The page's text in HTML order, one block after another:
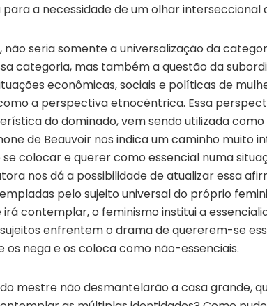
a necessidade de um olhar interseccional
seria somente a universalização da
categoria, mas também a questão da
econômicas, sociais e políticas de
a perspectiva etnocêntrica. Essa
do dominado, vem sendo utilizada
de Beauvoir nos indica um caminho muito
colocar e querer como essencial numa
nos dá a possibilidade de atualizar essa
pelo sujeito universal do próprio
contemplar, o feminismo institui a
enfrentem o drama de quererem-se
os nega e os coloca como não-essenciais.
mestre não desmantelarão a casa grande,